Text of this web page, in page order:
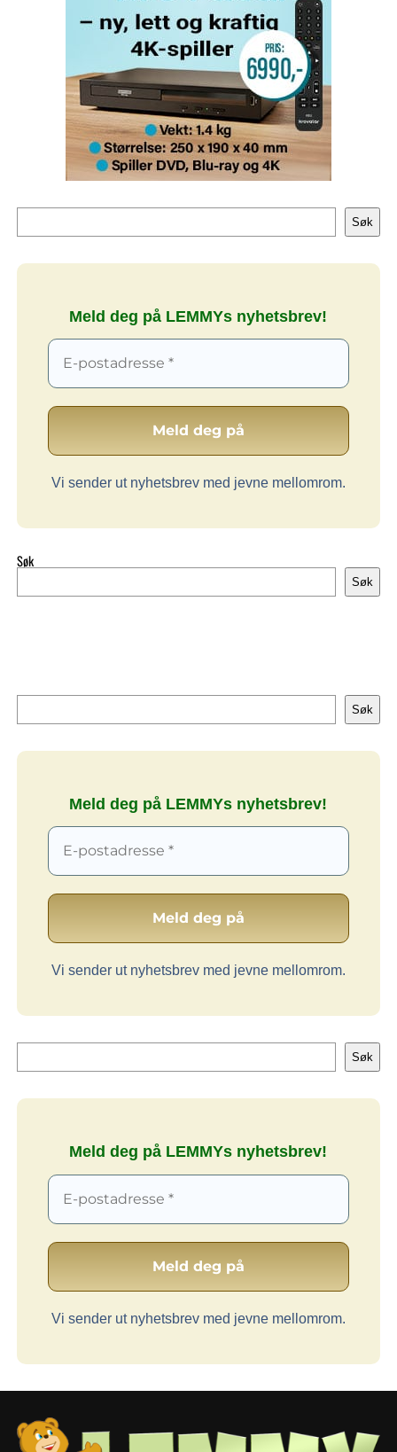
Søk
Søk
Meld deg på LEMMYs nyhetsbrev!
Vi sender ut nyhetsbrev med jevne mellomrom.
Søk
Søk
Søk
Søk
Meld deg på LEMMYs nyhetsbrev!
Vi sender ut nyhetsbrev med jevne mellomrom.
Søk
Søk
Meld deg på LEMMYs nyhetsbrev!
Vi sender ut nyhetsbrev med jevne mellomrom.